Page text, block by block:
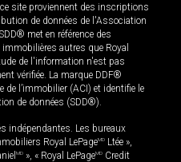
site proviennent des inscriptions
de données de l'Association
met en référence des
autres que Royal
de l'information n'est pas
vérifiée. La marque DDF®
l’immobilier (ACI) et identifie le
de données (SDD®).
indépendantes. Les bureaux
Royal LePageMD Ltée »,
MD », « Royal LePageMD Credit